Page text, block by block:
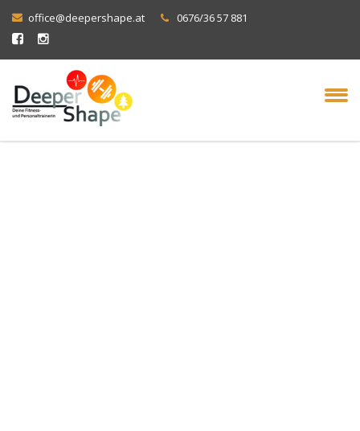
office@deepershape.at 0676/36 57 881